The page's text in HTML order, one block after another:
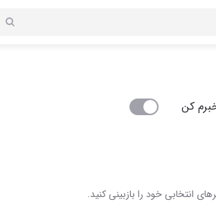
کن
انتخابی خود را بازبینی کنید.